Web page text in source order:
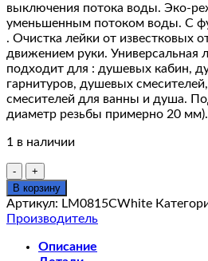
выключения потока воды. Эко-
уменьшенным потоком воды. С
. Очистка лейки от известковых
движением руки. Универсальная
подходит для : душевых кабин,
гарнитуров, душевых
смесителей для ванны и душа.
диаметр резьбы примерно 20 мм).
1 в наличии
Количество
товара
Душевая
лейка
LM0815CWhite
В корзину
Артикул: LM0815CWhite
Производитель
Описание